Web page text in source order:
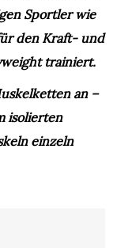
Sportler wie
den Kraft- und
trainiert.
an –
isolierten
einzeln